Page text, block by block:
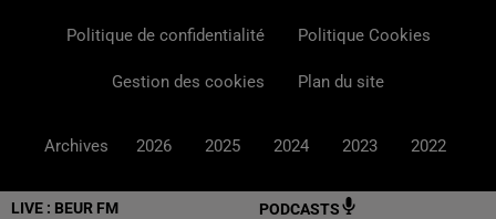
LIVE : BEUR FM PODCASTS
Politique de confidentialité Politique Cookies
Gestion des cookies Plan du site
Archives 2026 2025 2024 2023 2022